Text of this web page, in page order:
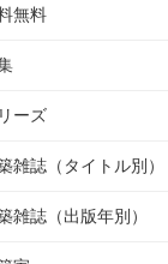
無料
ーズ
雑誌（タイトル別）
雑誌（出版年別）